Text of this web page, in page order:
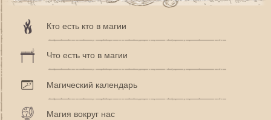
Кто есть кто в магии
Что есть что в магии
Магический календарь
Магия вокруг нас